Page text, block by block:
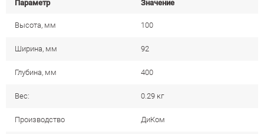
Параметр Значение
Высота, мм 100
Ширина, мм 92
Глубина, мм 400
Вес: 0.29 кг
Производство ДиКом